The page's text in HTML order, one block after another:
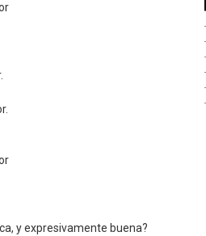
y expresivamente buena?